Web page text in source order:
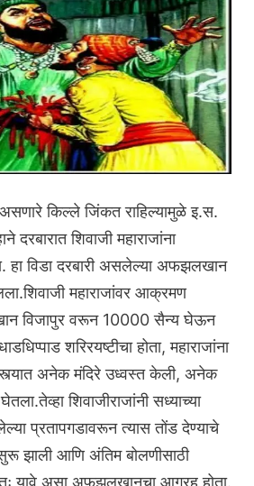
किल्ले जिंकत राहिल्यामुळे इ.स.
शिवाजी महाराजांना
हा विडा दरबारी असलेल्या अफझलखान
महाराजांवर आक्रमण
विजापुर वरून 10000 सैन्य घेऊन
शरिरयष्टीचा होता, महाराजांना
अनेक मंदिरे उध्वस्त केली, अनेक
शिवाजीराजांनी सध्याच्या
प्रतापगडावरून त्यास तोंड देण्याचे
झाली आणि अंतिम बोलणीसाठी
यावे असा अफझलखानचा आग्रह होता.